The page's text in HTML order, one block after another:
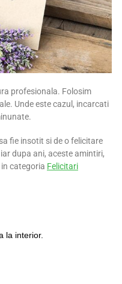
profesionala. Folosim
Unde este cazul, incarcati
fie insotit si de o felicitare
dupa ani, aceste amintiri,
categoria Felicitari
la interior.